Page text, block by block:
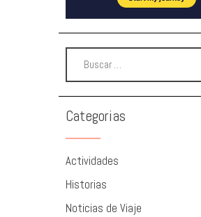
Categorias
Actividades
Historias
Noticias de Viaje